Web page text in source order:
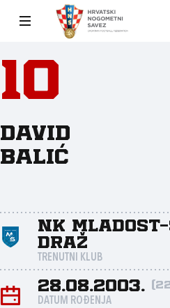
10
David
Balić
NK
Draž
TRENUTNI KLUB
28.08.2003.
DATUM ROĐENJA